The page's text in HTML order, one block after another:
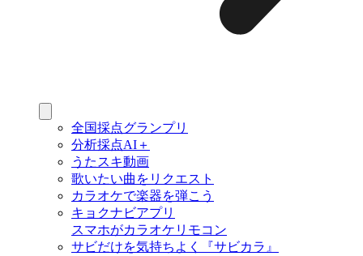
全国採点グランプリ
分析採点AI＋
うたスキ動画
歌いたい曲をリクエスト
カラオケで楽器を弾こう
キョクナビアプリ
スマホがカラオケリモコン
サビだけを気持ちよく『サビカラ』